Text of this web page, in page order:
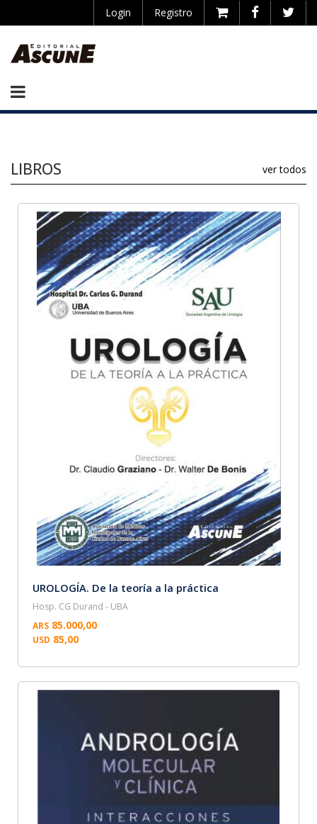
Login Registro
LIBROS ver todos
UROLOGÍA. De la teoría a la práctica
Hosp. CG Durand - UBA
ARS 85.000,00
USD 85,00